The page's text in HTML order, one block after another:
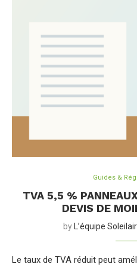
Guides &
TVA 5,5 %
DEVIS DE
by L’équipe
Le taux de TVA réduit peut